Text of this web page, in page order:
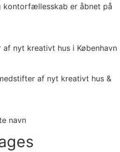
kontorfællesskab er åbnet på
nyt kreativt hus i København
af nyt kreativt hus &
navn​